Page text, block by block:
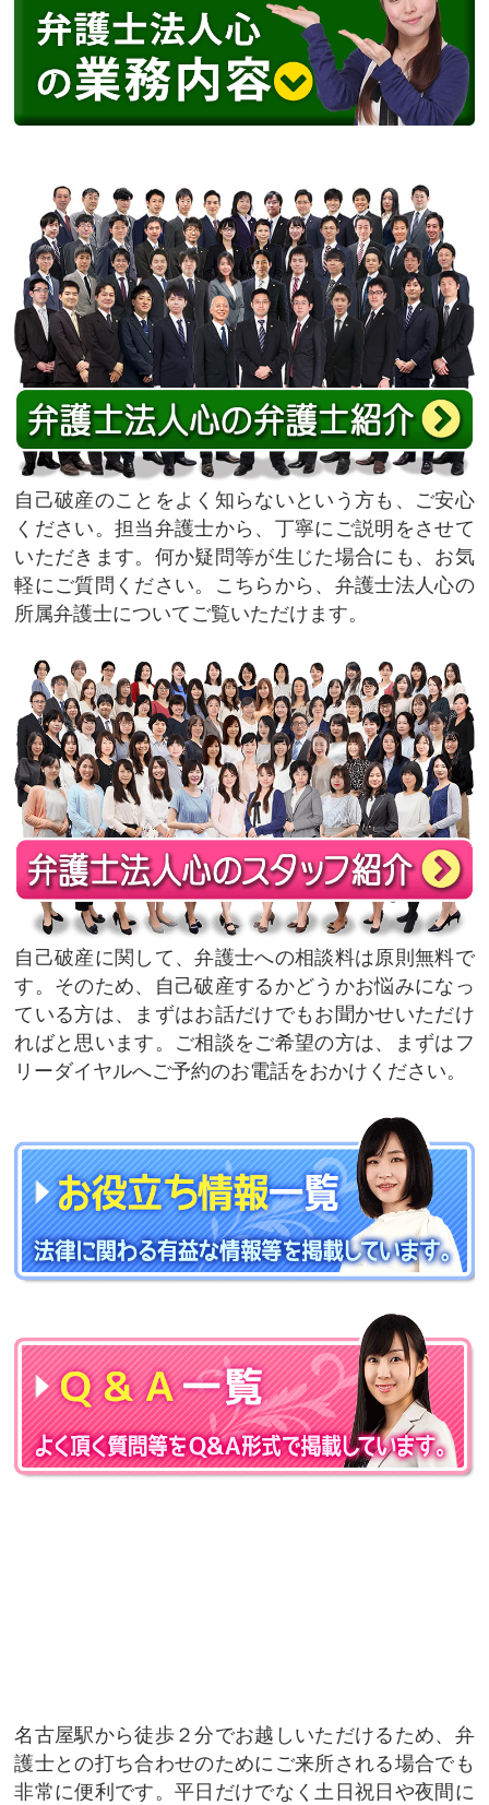
自己破産のことをよく知らないという方も、ご安心
ください。担当弁護士から、丁寧にご説明をさせて
いただきます。何か疑問等が生じた場合にも、お気
軽にご質問ください。こちらから、弁護士法人心の
所属弁護士についてご覧いただけます。
自己破産に関して、弁護士への相談料は原則無料で
す。そのため、自己破産するかどうかお悩みになっ
ている方は、まずはお話だけでもお聞かせいただけ
ればと思います。ご相談をご希望の方は、まずはフ
リーダイヤルへご予約のお電話をおかけください。
名古屋駅から徒歩２分でお越しいただけるため、弁
護士との打ち合わせのためにご来所される場合でも
非常に便利です。平日だけでなく土日祝日や夜間に